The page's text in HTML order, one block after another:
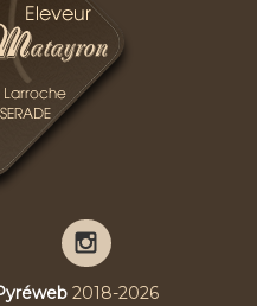
Pierre
sur
2018-2026